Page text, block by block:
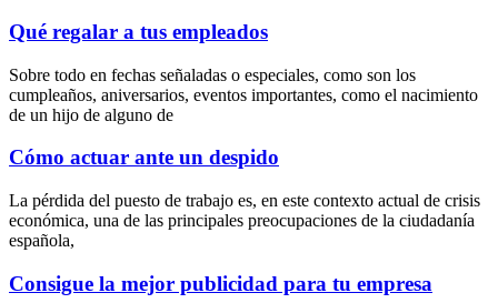
Qué regalar a tus empleados
Sobre todo en fechas señaladas o especiales, como son los
cumpleaños, aniversarios, eventos importantes, como el nacimiento
de un hijo de alguno de
Cómo actuar ante un despido
La pérdida del puesto de trabajo es, en este contexto actual de crisis
económica, una de las principales preocupaciones de la ciudadanía
española,
Consigue la mejor publicidad para tu empresa